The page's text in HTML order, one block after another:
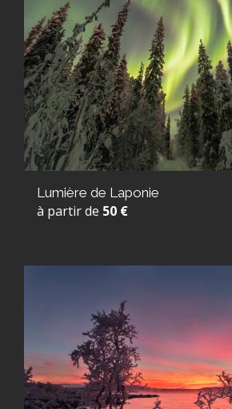
Lumière de Laponie
à partir de 50 €